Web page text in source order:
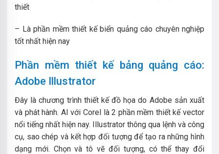
thiết
– Là phần mềm thiết kế biển quảng cáo chuyên nghiệp
tốt nhất hiện nay
Phần mềm thiết kế bảng quảng cáo:
Adobe Illustrator
Đây là chương trình thiết kế đồ họa do Adobe sản xuất
và phát hành. AI với Corel là 2 phần mềm thiết kế vector
nổi tiếng nhất hiện nay. Illustrator thông qua lệnh và công
cụ, sao chép và kết hợp đối tượng để tạo ra những hình
dạng mới. Chọn và tô vẽ đối tượng, có thể thay đổi